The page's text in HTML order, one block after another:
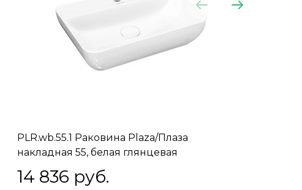
PLR.wb.55.1 Раковина Plaza/Плаза
накладная 55, белая глянцевая
14 836 руб.